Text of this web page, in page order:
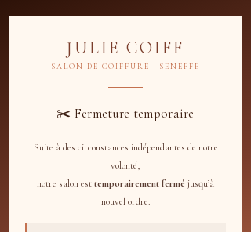
JULIE COIFF
SALON DE COIFFURE · SENEFFE
✂️ Fermeture temporaire
Suite à des circonstances indépendantes de notre
volonté,
notre salon esttemporairement fermé jusqu’à
nouvel ordre.